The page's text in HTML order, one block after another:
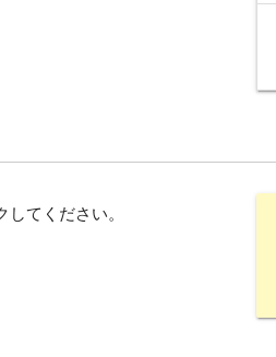
てください。
スタジオ